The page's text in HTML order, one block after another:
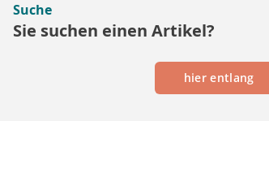
Suche
Sie suchen einen Artikel?
hier entlang